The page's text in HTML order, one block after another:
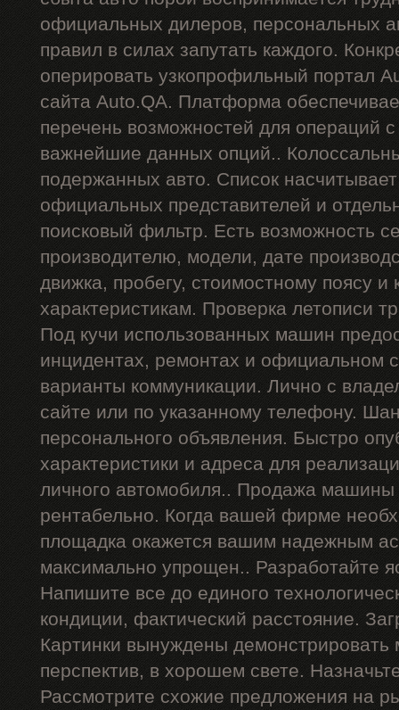
официальных дилеров, персональных
правил в силах запутать каждого.
оперировать узкопрофильный портал
сайта Auto.QA. Платформа
перечень возможностей для операций
важнейшие данных опций..
подержанных авто. Список
официальных представителей и
поисковый фильтр. Есть возможность
производителю, модели, дате
движка, пробегу, стоимостному поясу и
характеристикам. Проверка летописи
Под кучи использованных машин
инцидентах, ремонтах и официальном
варианты коммуникации. Лично с
сайте или по указанному телефону.
персонального объявления. Быстро
характеристики и адреса для
личного автомобиля.. Продажа машины
рентабельно. Когда вашей фирме
площадка окажется вашим надежным
максимально упрощен.. Разработайте
Напишите все до единого
кондиции, фактический расстояние.
Картинки вынуждены
перспектив, в хорошем свете.
Рассмотрите схожие предложения на